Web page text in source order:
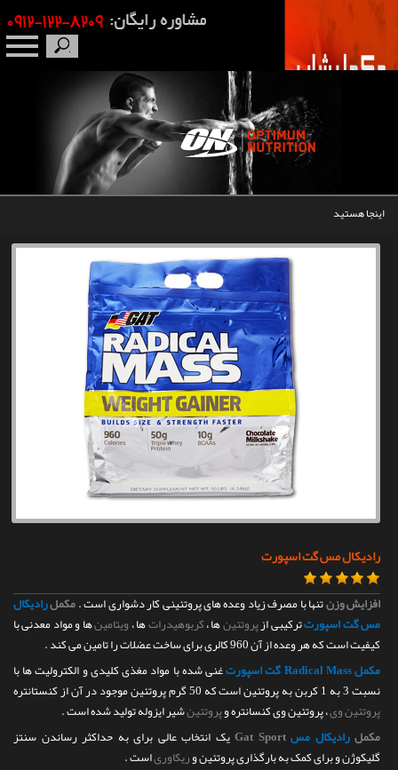
اینجا هستید
رادیکال مس گت اسپورت
افزایش وزنتنها با مصرف زیاد وعده های پروتئینی کار دشواری است .مکملرادیکال
مس گت اسپورتترکیبی ازپروتئینها ،کربوهیدراتها ،ویتامینها و مواد معدنی با
کیفیت است که هر وعده از آن 960 کالری برای ساخت عضلات را تامین می کند .
مکمل Radical Mass گت اسپورت
غنی شده با مواد مغذی کلیدی و الکترولیت ها با
نسبت 3 به 1 کربن به پروتئین است که 50 گرم پروتئین موجود در آن از کنستانتره
پروتئین وی، پروتئین وی کنسانتره وپروتئینشیر ایزوله تولید شده است .
مکملرادیکال مسGat Sportیک انتخاب عالی برای به حداکثر رساندن سنتز
گلیکوژن و برای کمک به بارگذاری پروتئین وریکاوریاست .